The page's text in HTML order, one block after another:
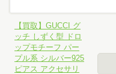
【買取】GUCCI グ
ッチ しずく型 ドロ
ップモチーフ パー
プル系 シルバー925
ピアス アクセサリ